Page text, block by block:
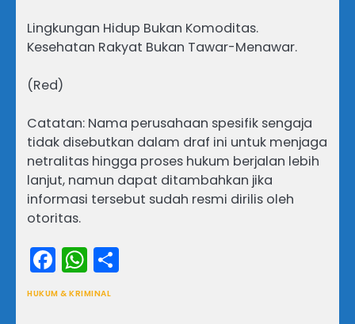
Lingkungan Hidup Bukan Komoditas.
Kesehatan Rakyat Bukan Tawar-Menawar.
(Red)
Catatan: Nama perusahaan spesifik sengaja
tidak disebutkan dalam draf ini untuk menjaga
netralitas hingga proses hukum berjalan lebih
lanjut, namun dapat ditambahkan jika
informasi tersebut sudah resmi dirilis oleh
otoritas.
Facebook
WhatsApp
HUKUM & KRIMINAL